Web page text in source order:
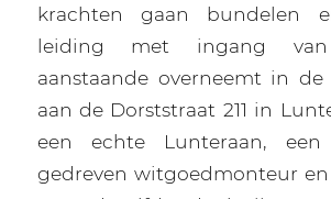
krachten gaan bundelen
leiding met ingang
aanstaande overneemt in de
aan de Dorststraat 211 in
een echte Lunteraan, een
gedreven witgoedmonteur en